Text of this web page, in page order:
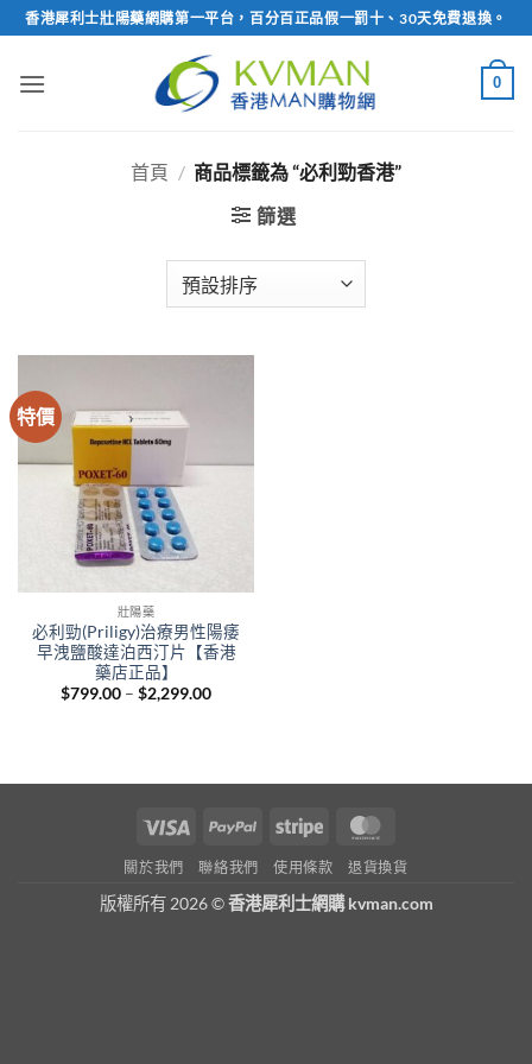
Skip
to
content
香港犀利士壯陽藥網購第一平台，百分百正品假一罰十、30天免費退換。
0
首頁 / 商品標籤為 “必利勁香港”
篩選
特價
壯陽藥
必利勁(Priligy)治療男性陽痿
早洩鹽酸達泊西汀片【香港
藥店正品】
$799.00 – $2,299.00Price
Visa PayPal Stripe
關於我們 聯絡我們 使用條款 退貨換貨
版權所有 2026 ©香港犀利士網購 kvman.com